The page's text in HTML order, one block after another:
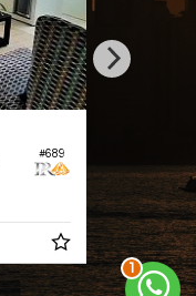
#689
4
R$
2